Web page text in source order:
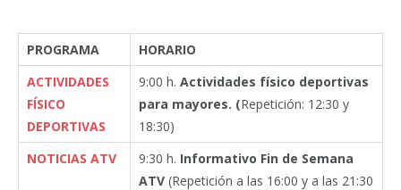
PROGRAMA
HORARIO
ACTIVIDADES
FÍSICO
DEPORTIVAS
9:00 h. Actividades físico deportivas
para mayores. (Repetición: 12:30 y
18:30)
NOTICIAS ATV
9:30 h. Informativo Fin de Semana
ATV (Repetición a las 16:00 y a las 21:30